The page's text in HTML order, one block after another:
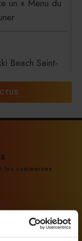
un « Menu du
Beach Saint-
200 millions
meilleur
les commerces